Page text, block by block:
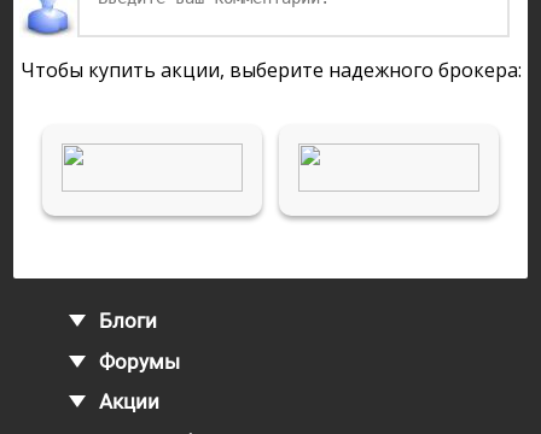
Чтобы купить акции, выберите надежного брокера:
Блоги
Форумы
Акции